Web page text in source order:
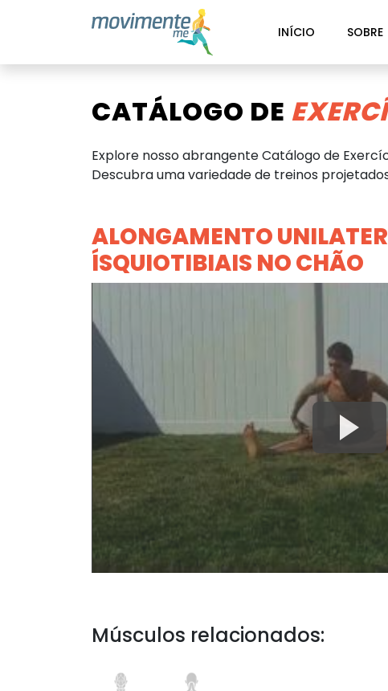
INÍCIO SOBRE
CATÁLOGO DE
Explore nosso abrangente Catálogo de
Descubra uma variedade de treinos
ALONGAMENTO
ÍSQUIOTIBIAIS NO CHÃO
Músculos relacionados: